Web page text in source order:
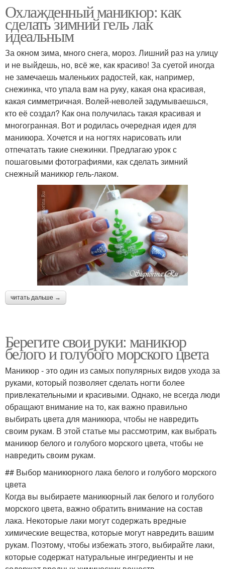
Охлажденный маникюр: как
сделать зимний гель лак
идеальным
За окном зима, много снега, мороз. Лишний раз на улицу
и не выйдешь, но, всё же, как красиво! За суетой иногда
не замечаешь маленьких радостей, как, например,
снежинка, что упала вам на руку, какая она красивая,
какая симметричная. Волей-неволей задумываешься,
кто её создал? Как она получилась такая красивая и
многогранная. Вот и родилась очередная идея для
маникюра. Хочется и на ногтях нарисовать или
отпечатать такие снежинки. Предлагаю урок с
пошаговыми фотографиями, как сделать зимний
снежный маникюр гель-лаком.
читать дальше →
Берегите свои руки: маникюр
белого и голубого морского цвета
Маникюр - это один из самых популярных видов ухода за
руками, который позволяет сделать ногти более
привлекательными и красивыми. Однако, не всегда люди
обращают внимание на то, как важно правильно
выбирать цвета для маникюра, чтобы не навредить
своим рукам. В этой статье мы рассмотрим, как выбрать
маникюр белого и голубого морского цвета, чтобы не
навредить своим рукам.
## Выбор маникюрного лака белого и голубого морского
цвета
Когда вы выбираете маникюрный лак белого и голубого
морского цвета, важно обратить внимание на состав
лака. Некоторые лаки могут содержать вредные
химические вещества, которые могут навредить вашим
рукам. Поэтому, чтобы избежать этого, выбирайте лаки,
которые содержат натуральные ингредиенты и не